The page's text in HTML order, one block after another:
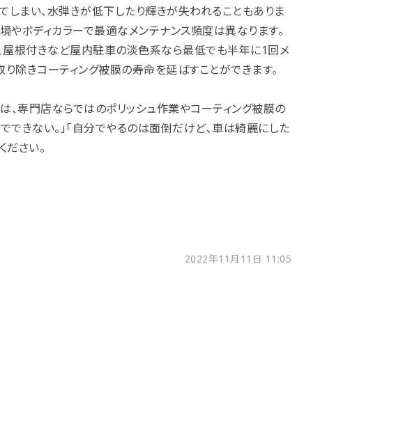
しまい、水弾きが低下したり輝きが失われることもありま
やボディカラーで最適なメンテナンス頻度は異なります。
根付きなど屋内駐車の淡色系なら最低でも半年に1回メ
除きコーティング被膜の寿命を延ばすことができます。
、専門店ならではのポリッシュ作業やコーティング被膜の
できない。」「自分でやるのは面倒だけど､車は綺麗にした
ださい。
2022年11月11日 11:05